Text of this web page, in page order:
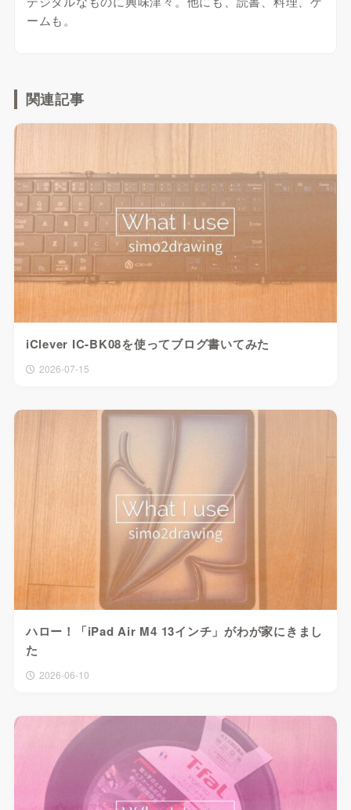
ームも。
関連記事
iClever IC-BK08を使ってブログ書いてみた
2026-07-15
ハロー！「iPad Air M4 13インチ」がわが家にきまし
た
2026-06-10